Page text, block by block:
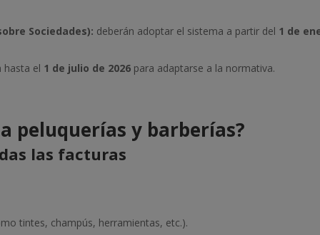
Sociedades): deberán adoptar el sistema a partir del 1 de
hasta el 1 de julio de 2026 para adaptarse a la normativa.
peluquerías y barberías?
las facturas
tintes, champús, herramientas, etc.).